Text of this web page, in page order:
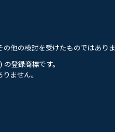
他の検討を受けたものではありま
登録商標です。
ません。